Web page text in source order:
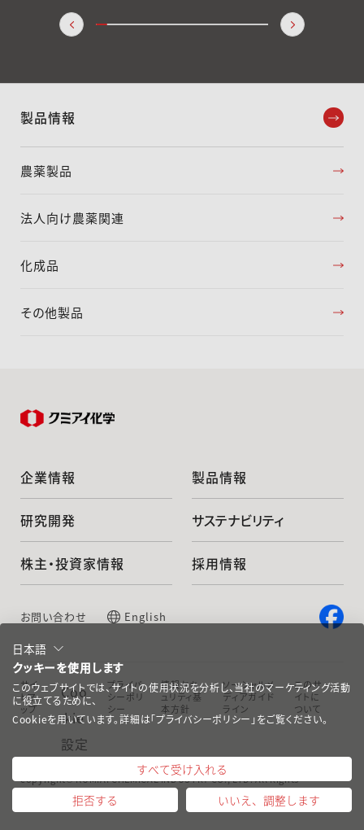
製品情報
農薬製品
法人向け農薬関連
化成品
その他製品
企業情報 製品情報
研究開発 サステナビリティ
株主・投資家情報 採用情報
お問い合わせ English
サイ
トマ
ップ
Coo
kie
設定
プライバ
シーポリ
シー
情報セキ
ュリティ基
本方針
ソーシャルメ
ディアガイド
ライン
このサ
イトに
ついて
copyright© KUMIAI CHEMICAL INDUSTRY CO., LTD. All Rights
Reserved.
日本語
クッキーを使用します
このウェブサイトでは、サイトの使用状況を分析し、当社のマーケティング活動
に役立てるために、
Cookieを用いています。詳細は「プライバシーポリシー」をご覧ください。
すべて受け入れる
拒否する
いいえ、調整します